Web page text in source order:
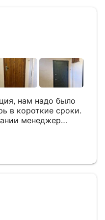
на все
мы довольны.
нам надо было
в короткие сроки.
менеджер
нам
тоже был очень
и установили